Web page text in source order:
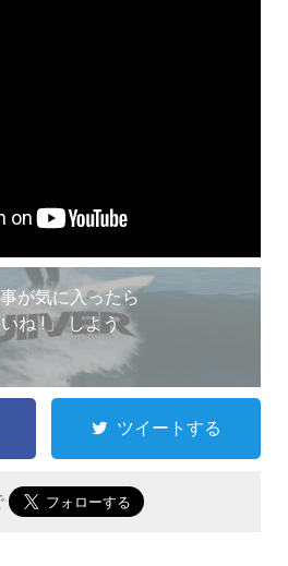
が気に入ったら
ね !」 しよう
ツイートする